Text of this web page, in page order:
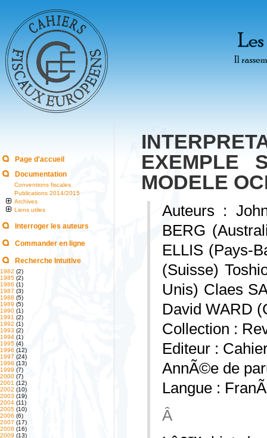
Page d'accueil
Documentation
Conventions fiscales
Publications 2014/2015
Archives
Liens utiles
Interroger les auteurs
Commander en ligne
Recherche Intuitive
1982 (2)
1985 (2)
1986 (1)
1987 (3)
1988 (5)
1989 (5)
1990 (1)
1991 (2)
1992 (1)
1993 (2)
1994 (1)
1995 (4)
1996 (12)
1997 (24)
1998 (13)
1999 (7)
2000 (7)
2001 (12)
2002 (10)
2003 (19)
2004 (11)
2005 (10)
2006 (6)
2007 (17)
2008 (16)
2009 (13)
EXEMPLE
MODELE
Auteurs :
BERG
ELLIS (Pays-
(Suisse)
Unis) Claes
David WARD
Collection :
Editeur :
AnnÃ©e de
Langue :
Â